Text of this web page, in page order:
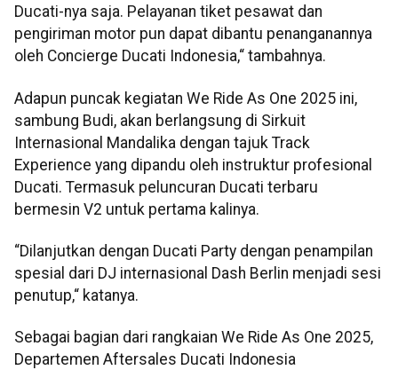
Ducati-nya saja. Pelayanan tiket pesawat dan
pengiriman motor pun dapat dibantu penanganannya
oleh Concierge Ducati Indonesia,“ tambahnya.
Adapun puncak kegiatan We Ride As One 2025 ini,
sambung Budi, akan berlangsung di Sirkuit
Internasional Mandalika dengan tajuk Track
Experience yang dipandu oleh instruktur profesional
Ducati. Termasuk peluncuran Ducati terbaru
bermesin V2 untuk pertama kalinya.
“Dilanjutkan dengan Ducati Party dengan penampilan
spesial dari DJ internasional Dash Berlin menjadi sesi
penutup,“ katanya.
Sebagai bagian dari rangkaian We Ride As One 2025,
Departemen Aftersales Ducati Indonesia